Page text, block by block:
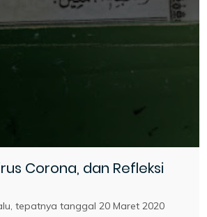
Corona, dan Refleksi
tepatnya tanggal 20 Maret 2020